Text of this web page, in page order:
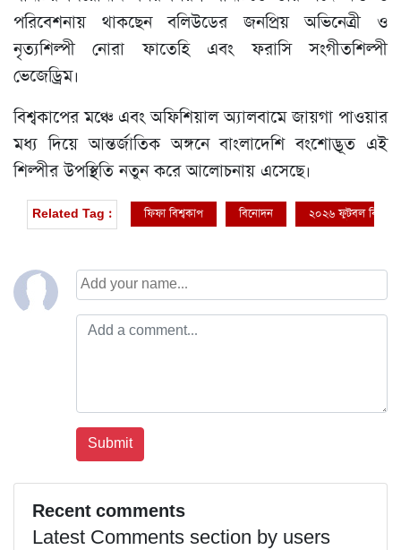
পরিবেশনায় থাকছেন বলিউডের জনপ্রিয় অভিনেত্রী ও
নৃত্যশিল্পী নোরা ফাতেহি এবং ফরাসি সংগীতশিল্পী
ভেজেড্রিম।
বিশ্বকাপের মঞ্চে এবং অফিশিয়াল অ্যালবামে জায়গা পাওয়ার
মধ্য দিয়ে আন্তর্জাতিক অঙ্গনে বাংলাদেশি বংশোদ্ভূত এই
শিল্পীর উপস্থিতি নতুন করে আলোচনায় এসেছে।
Related Tag : ফিফা বিশ্বকাপ বিনোদন ২০২৬ ফুটবল
Recent comments
Latest Comments section by users